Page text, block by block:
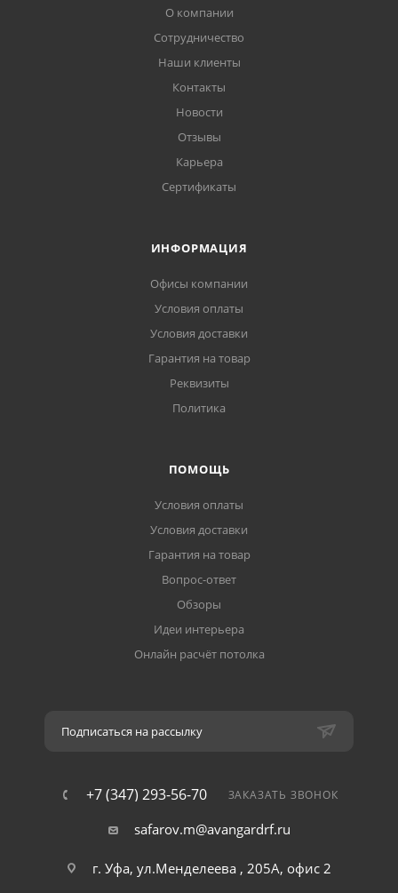
О компании
Сотрудничество
Наши клиенты
Контакты
Новости
Отзывы
Карьера
Сертификаты
ИНФОРМАЦИЯ
Офисы компании
Условия оплаты
Условия доставки
Гарантия на товар
Реквизиты
Политика
ПОМОЩЬ
Условия оплаты
Условия доставки
Гарантия на товар
Вопрос-ответ
Обзоры
Идеи интерьера
Онлайн расчёт потолка
Подписаться на рассылку
+7 (347) 293-56-70 ЗАКАЗАТЬ ЗВОНОК
safarov.m@avangardrf.ru
г. Уфа, ул.Менделеева , 205А, офис 2